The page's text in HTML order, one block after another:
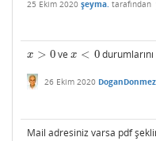
25 Ekim 2020 şeyma. tarafından
x > 0
x> 0 vex < 0
x< 0
26 Ekim 2020 DoganDonmez
Mail adresiniz varsa pdf